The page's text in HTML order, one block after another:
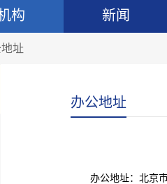
构 新闻
址
办公地址
办公地址：北京市